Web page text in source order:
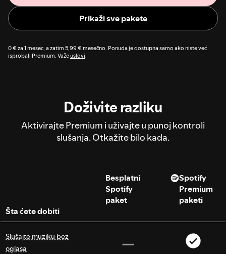
Prikaži sve pakete
0 € za 1 mesec, a zatim 5,99 € mesečno. Ponuda je dostupna samo ako niste već
isprobali Premium. Važeuslovi.
Doživite razliku
Aktivirajte Premium i uživajte u punoj kontroli
slušanja. Otkažite bilo kada.
Šta ćete dobiti
Besplatni
Spotify
paket
Spotify
Premium
paketi
Slušajte muziku bez
oglasa